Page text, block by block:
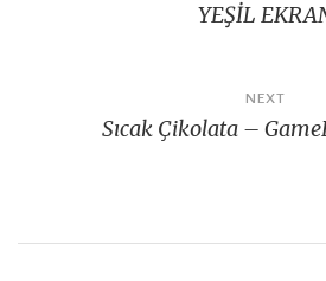
YEŞİL
NEXT
Sıcak Çikolata –